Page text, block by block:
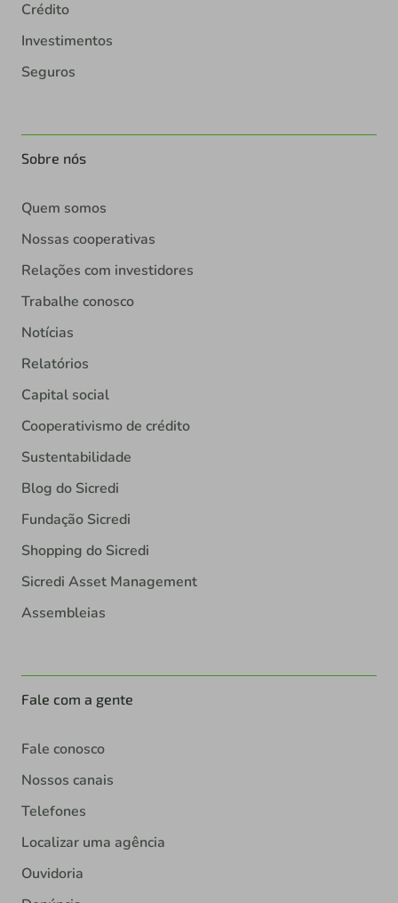
Crédito
Investimentos
Seguros
Sobre nós
Quem somos
Nossas cooperativas
Relações com investidores
Trabalhe conosco
Notícias
Relatórios
Capital social
Cooperativismo de crédito
Sustentabilidade
Blog do Sicredi
Fundação Sicredi
Shopping do Sicredi
Sicredi Asset Management
Assembleias
Fale com a gente
Fale conosco
Nossos canais
Telefones
Localizar uma agência
Ouvidoria